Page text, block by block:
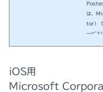
は、
tor）
ービス
iOS用
Microsoft